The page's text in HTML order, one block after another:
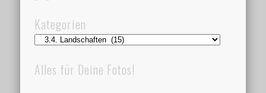
Kategorien
Kategorien
Alles für Deine Fotos!